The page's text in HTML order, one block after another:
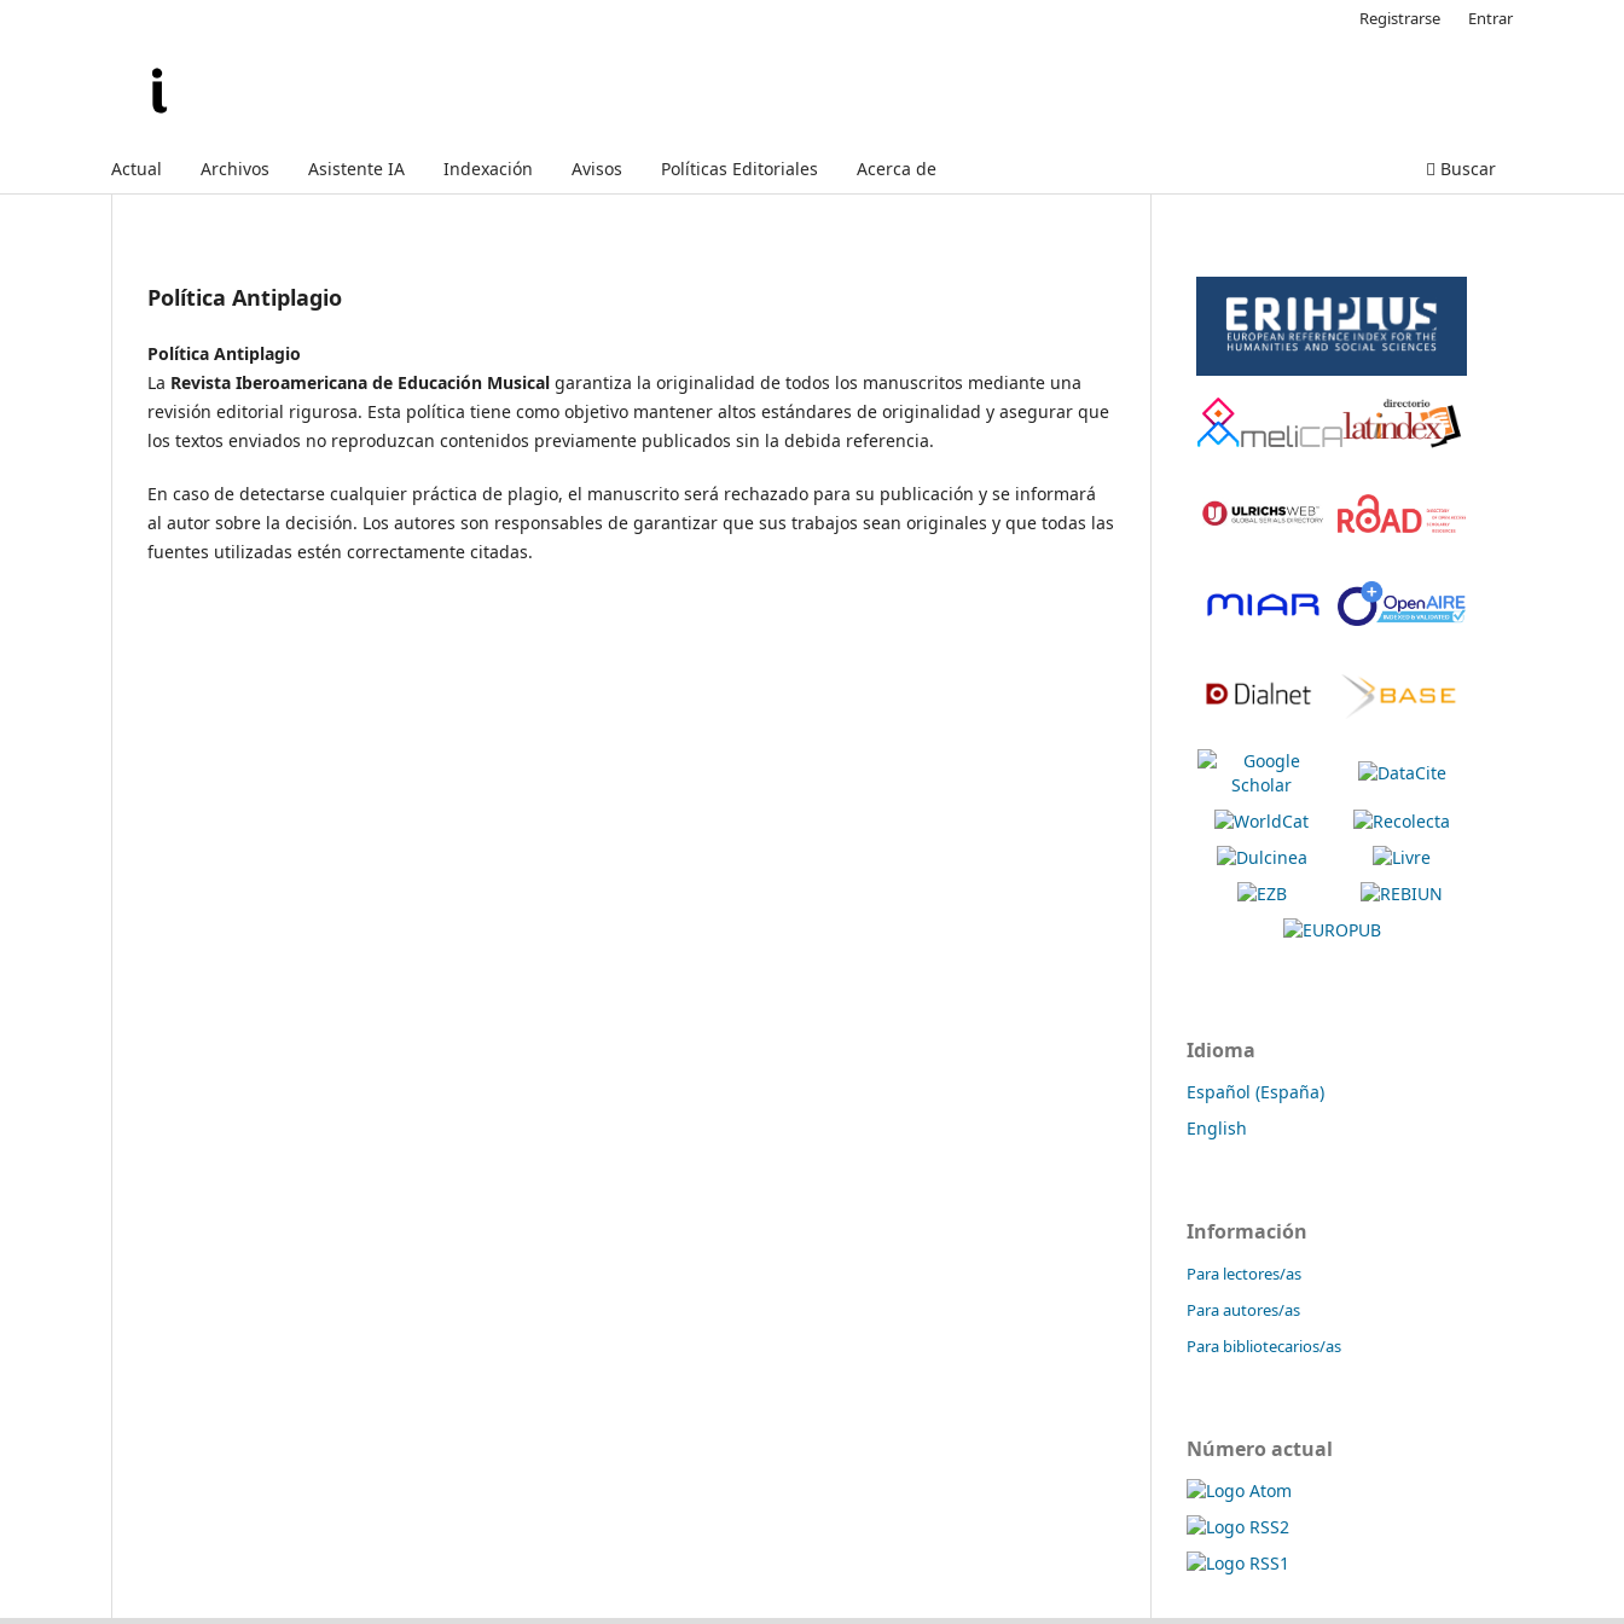
Actual Archivos Asistente IA Indexación Avisos Políticas Editoriales Acerca de Buscar
Registrarse Entrar
Política Antiplagio
Política Antiplagio
La Revista Iberoamericana de Educación Musical garantiza la originalidad de todos los manuscritos mediante una
revisión editorial rigurosa. Esta política tiene como objetivo mantener altos estándares de originalidad y asegurar que
los textos enviados no reproduzcan contenidos previamente publicados sin la debida referencia.
En caso de detectarse cualquier práctica de plagio, el manuscrito será rechazado para su publicación y se informará
al autor sobre la decisión. Los autores son responsables de garantizar que sus trabajos sean originales y que todas las
fuentes utilizadas estén correctamente citadas.
Idioma
Español (España)
English
Información
Para lectores/as
Para autores/as
Para bibliotecarios/as
Número actual